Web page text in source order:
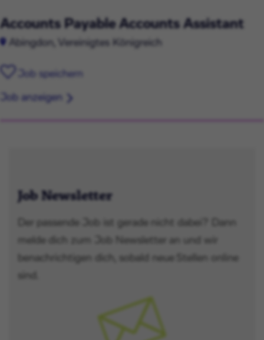
Accounts Payable Accounts Assistant
Abingdon, Vereinigtes Königreich
Job speichern
Job anzeigen
Job Newsletter
Der passende Job ist gerade nicht dabei? Dann
melde dich zum Job Newsletter an und wir
benachrichtigen dich, sobald neue Stellen online